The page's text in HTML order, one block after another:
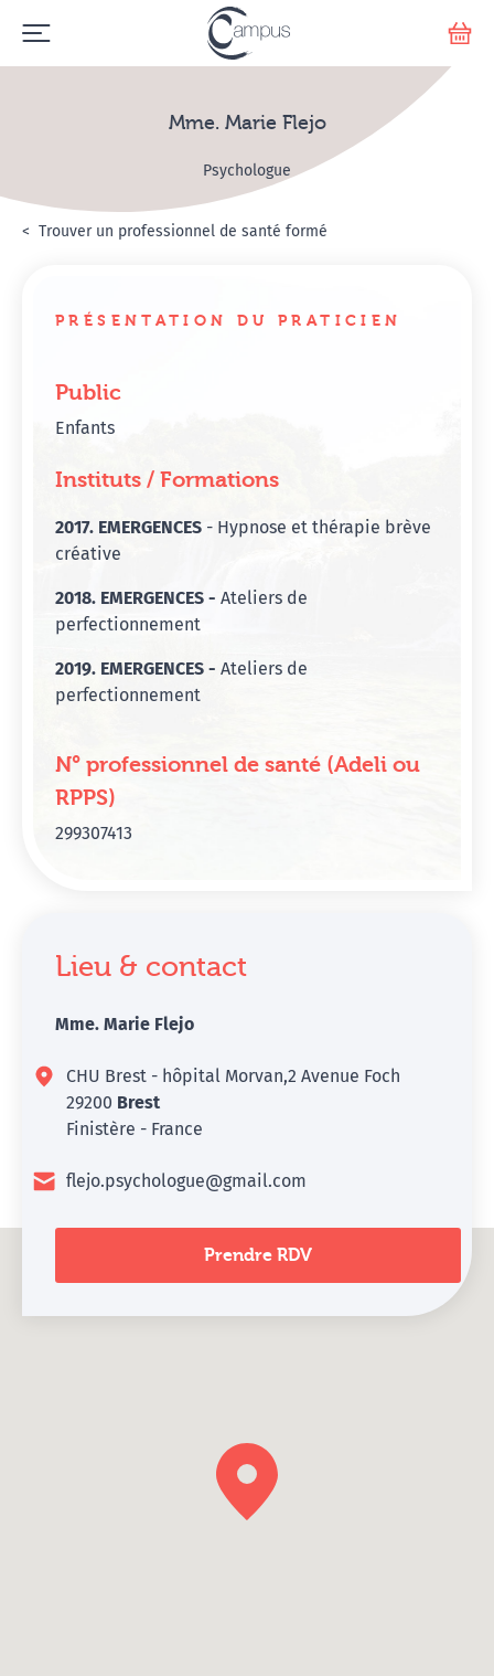
Mme. Marie Flejo
Psychologue
Accueil
Annuaire Hypnosanté
Trouver un professionnel de santé formé
PRÉSENTATION DU PRATICIEN
Public
Enfants
Instituts / Formations
2017. EMERGENCES - Hypnose et thérapie brève
créative
2018. EMERGENCES - Ateliers de
perfectionnement
2019. EMERGENCES - Ateliers de
perfectionnement
N° professionnel de santé (Adeli ou
RPPS)
299307413
Lieu & contact
Mme. Marie Flejo
CHU Brest - hôpital Morvan,2 Avenue Foch
29200 Brest
Finistère - France
flejo.psychologue@gmail.com
Prendre RDV